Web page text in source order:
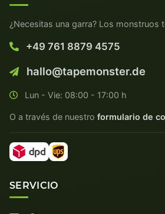
¿Necesitas una garra? Los monstruos
+49 761 8879 4575
hallo@tapemonster.de
Lun - Vie: 08:00 - 17:00 h
O a través de nuestro formulario de
SERVICIO